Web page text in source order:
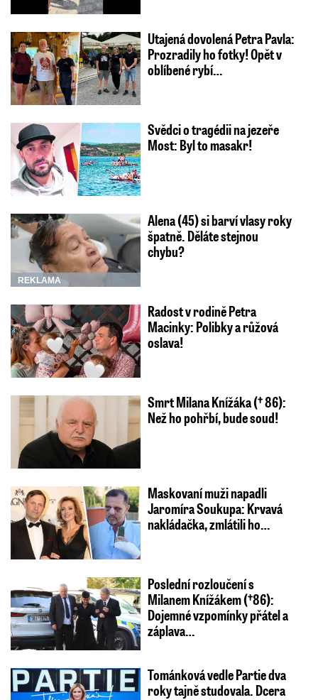
Utajená dovolená Petra Pavla:
Prozradily ho fotky! Opět v
oblíbené rybí…
Svědci o tragédii na jezeře
Most: Byl to masakr!
REKLAMA
Alena (45) si barví vlasy roky
špatně. Děláte stejnou
chybu?
Radost v rodině Petra
Macinky: Polibky a růžová
oslava!
Smrt Milana Knížáka († 86):
Než ho pohřbí, bude soud!
Maskovaní muži napadli
Jaromíra Soukupa: Krvavá
nakládačka, zmlátili ho…
Poslední rozloučení s
Milanem Knížákem (†86):
Dojemné vzpomínky přátel a
záplava…
Tománková vedle Partie dva
roky tajně studovala. Dcera